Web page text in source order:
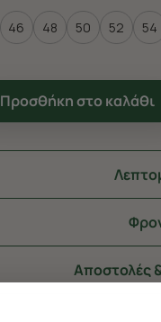
46 48 50 52 54
Προσθήκη στο καλάθι
Αποστολές